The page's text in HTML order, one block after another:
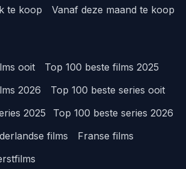
te koop
Vanaf deze maand te koop
ooit
Top 100 beste films 2025
2026
Top 100 beste series ooit
2025
Top 100 beste series 2026
films
Franse films